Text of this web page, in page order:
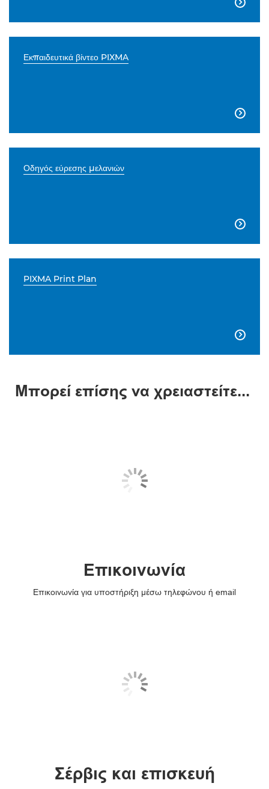

Εκπαιδευτικά βίντεο PIXMA

Οδηγός εύρεσης μελανιών

PIXMA Print Plan

Μπορεί επίσης να χρειαστείτε...
Επικοινωνία
Επικοινωνία για υποστήριξη μέσω τηλεφώνου ή email
Σέρβις και επισκευή